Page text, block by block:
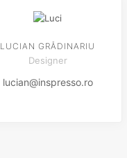
LUCIAN GRĂDINARIU
Designer
lucian@inspresso.ro